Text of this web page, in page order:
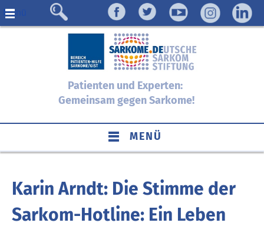
Menü
Patienten und Experten:
Gemeinsam gegen Sarkome!
MENÜ
Karin Arndt: Die Stimme der
Sarkom-Hotline: Ein Leben